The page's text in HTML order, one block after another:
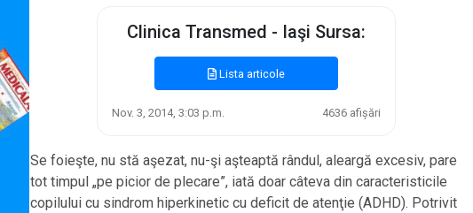
Clinica Transmed - Iaşi Sursa:
Lista articole
Nov. 3, 2014, 3:03 p.m. 4636 afișări
Se foieşte, nu stă aşezat, nu-şi aşteaptă rândul, aleargă excesiv, pare
tot timpul „pe picior de plecare”, iată doar câteva din caracteristicile
copilului cu sindrom hiperkinetic cu deficit de atenţie (ADHD). Potrivit